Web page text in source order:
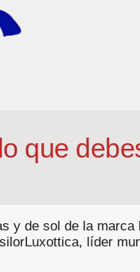
que
y de sol de la
líder